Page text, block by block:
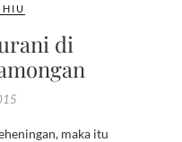
HIU
di
maka itu